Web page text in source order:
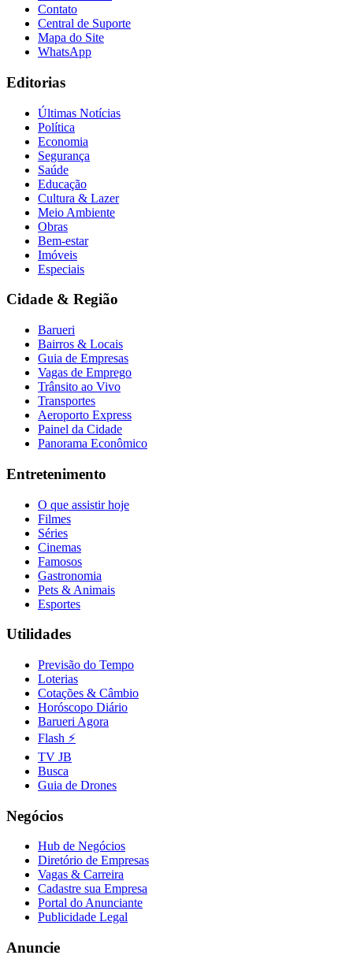
Contato
Central de Suporte
Mapa do Site
WhatsApp
Editorias
Últimas Notícias
Política
Economia
Segurança
Saúde
Educação
Cultura & Lazer
Meio Ambiente
Obras
Bem-estar
Imóveis
Especiais
Cidade & Região
Barueri
Bairros & Locais
Guia de Empresas
Vagas de Emprego
Trânsito ao Vivo
Transportes
Aeroporto Express
Painel da Cidade
Panorama Econômico
Entretenimento
O que assistir hoje
Filmes
Séries
Cinemas
Famosos
Gastronomia
Pets & Animais
Esportes
Utilidades
Previsão do Tempo
Loterias
Cotações & Câmbio
Horóscopo Diário
Barueri Agora
Flash ⚡
TV JB
Busca
Guia de Drones
Negócios
Hub de Negócios
Diretório de Empresas
Vagas & Carreira
Cadastre sua Empresa
Portal do Anunciante
Publicidade Legal
Anuncie